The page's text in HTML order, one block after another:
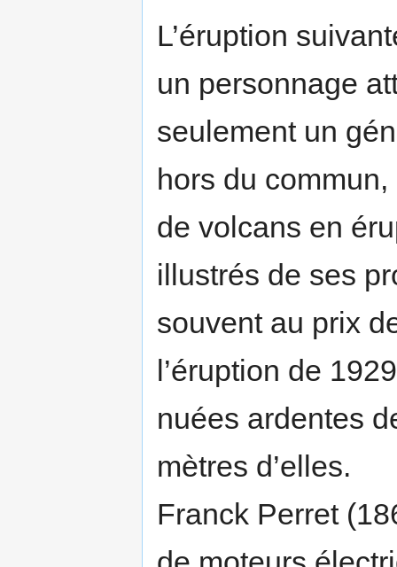
L’éruption
un personnage
seulement un
hors du
de volcans en
illustrés de ses
souvent au prix
l’éruption de
nuées ardentes
mètres d’elles.
Franck Perret